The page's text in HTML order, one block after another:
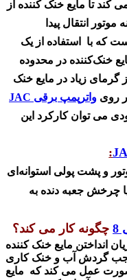
تا مایع خنک کننده از
انتقال پیدا
که با استفاده از یک
خنک‌کننده در محدوده
گرمای زیاد در مایع خنک
روی
واترپمپ برقی JAC
می توان کارکرد این
:
و پشت پولی استوانه‌ای
چرخش جعبه دنده به
چگونه کار می کند؟
انداختن مایع خنک کننده
گردش آب و خنک کاری
عمل می کند که مایع